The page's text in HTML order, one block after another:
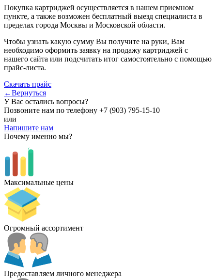
Покупка картриджей осуществляется в нашем приемном
пункте, а также возможен бесплатный выезд специалиста в
пределах города Москвы и Московской области.
Чтобы узнать какую сумму Вы получите на руки, Вам
необходимо оформить заявку на продажу картриджей с
нашего сайта или подсчитать итог самостоятельно с помощью
прайс-листа.
Скачать прайс
←Вернуться
У Вас остались вопросы?
Позвоните нам по телефону +7 (903) 795-15-10
или
Напишите нам
Почему именно мы?
Максимальные цены
Огромный ассортимент
Предоставляем личного менеджера